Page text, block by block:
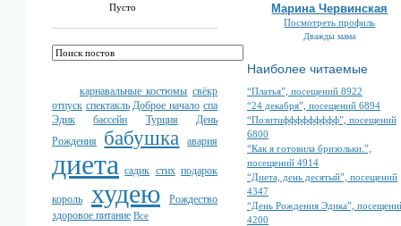
Пусто
карнавальные костюмы свёкр
отпуск спектакль Доброе начало спа
Эдик
бассейн Турция
День
Рождения
бабушка авария
диета садик стих подарок
король худею
Рождество
здоровое питание Все
Марина Червинская
Посмотреть профиль
Дважды мама
Наиболее читаемые
“Платья”, посещений 8922
“24 декабря”, посещений 6894
“Позитиффффффффф”, посещений
6800
“Как я готовила бризольки.”,
посещений 4914
“Диета, день десятый”, посещений
4347
“День Рождения Эдика”,
4200